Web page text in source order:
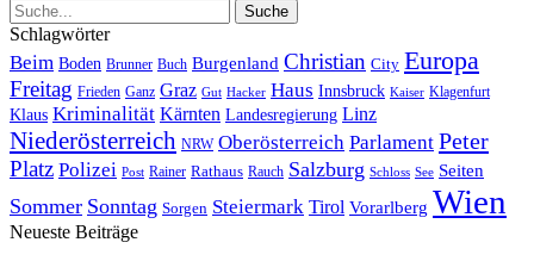
Schlagwörter
Beim Boden Brunner Buch Burgenland Christian City Europa
Freitag Frieden Ganz Graz Gut Hacker Haus Innsbruck Kaiser Klagenfurt
Klaus Kriminalität Kärnten Landesregierung Linz
Niederösterreich NRW Oberösterreich Parlament Peter
Platz Polizei Post Rainer Rathaus Rauch Salzburg Schloss See Seiten
Sommer Sonntag Sorgen Steiermark Tirol Vorarlberg Wien
Neueste Beiträge